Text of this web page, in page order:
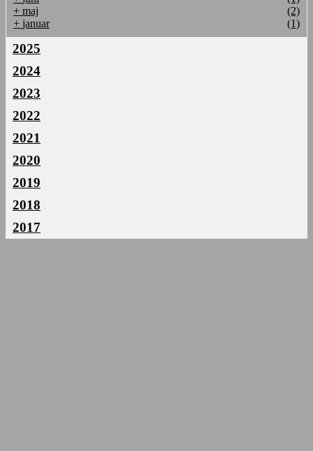
+ maj
(2)
+ januar (1)
2025
2024
2023
2022
2021
2020
2019
2018
2017